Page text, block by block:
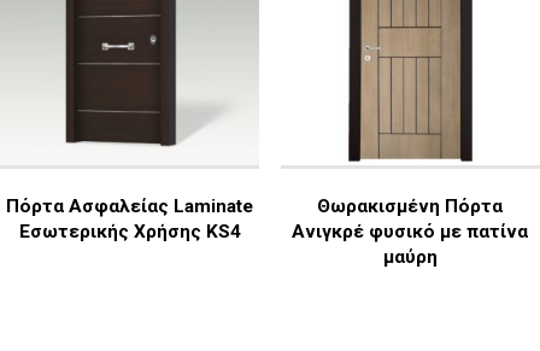
Πόρτα Ασφαλείας Laminate
Εσωτερικής Χρήσης KS4
Θωρακισμένη Πόρτα
Ανιγκρέ φυσικό με πατίνα
μαύρη